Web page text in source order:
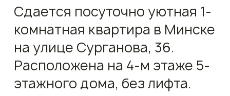
Сдается посуточно уютная 1-
комнатная квартира в Минске
на улице Сурганова, 36.
Расположена на 4-м этаже 5-
этажного дома, без лифта.